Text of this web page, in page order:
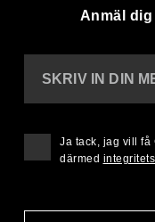
Anmäl dig
SKRIV IN DIN
Ja tack, jag vill få
därmed